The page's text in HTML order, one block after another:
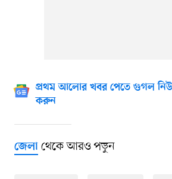
প্রথম আলোর খবর পেতে গুগল
করুন
জেলাথেকে আরও পড়ুন